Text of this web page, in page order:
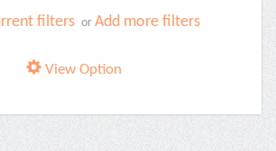
filters or Add more filters
View Option